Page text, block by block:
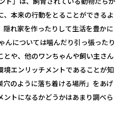
、本来の行動をとることができるよ
隠れ家を作ったりして生活を豊かに
んについては噛んだり引っ張ったり
とや、他のワンちゃんや飼い主さん
境エンリッチメントであることが知
穴のように落ち着ける場所」をあげ
ントになるかどうかはあまり調べら